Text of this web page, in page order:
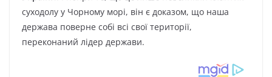
суходолу у Чорному морі, він є доказом, що наша
держава поверне собі всі свої території,
переконаний лідер держави.